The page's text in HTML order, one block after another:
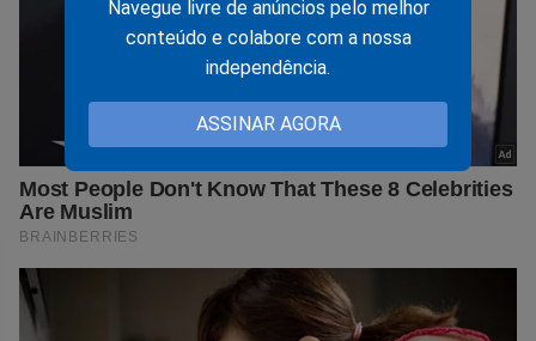
Navegue livre de anúncios pelo melhor
conteúdo e colabore com a nossa
independência.
ASSINAR AGORA